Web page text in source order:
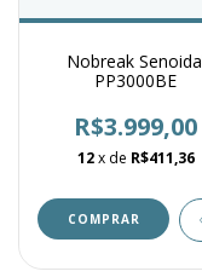
Nobreak
PP3000BE
R$3.999,00
12 x de R$411,36